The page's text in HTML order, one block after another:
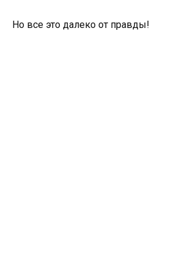
Но все это далеко от правды!